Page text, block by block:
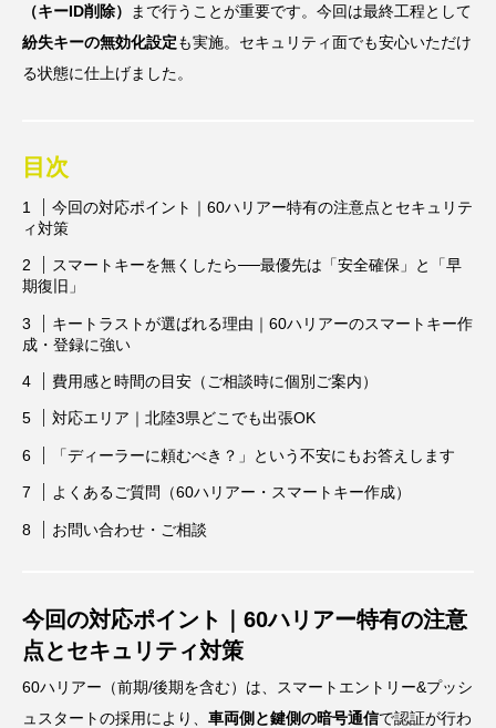
（キーID削除）
まで行うことが重要です。今回は最終工程として
紛失キーの無効化設定も実施。セキュリティ面でも安心いただけ
る状態に仕上げました。
目次
今回の対応ポイント｜60ハリアー特有の注意点とセキュリテ
ィ対策
スマートキーを無くしたら──最優先は「安全確保」と「早
期復旧」
キートラストが選ばれる理由｜60ハリアーのスマートキー作
成・登録に強い
費用感と時間の目安（ご相談時に個別ご案内）
対応エリア｜北陸3県どこでも出張OK
「ディーラーに頼むべき？」という不安にもお答えします
よくあるご質問（60ハリアー・スマートキー作成）
お問い合わせ・ご相談
今回の対応ポイント｜60ハリアー特有の注意
点とセキュリティ対策
60ハリアー（前期/後期を含む）は、スマートエントリー&プッシ
ュスタートの採用により、 車両側と鍵側の暗号通信で認証が行わ